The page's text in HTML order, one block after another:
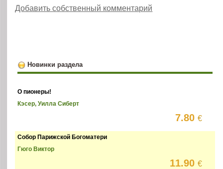
Добавить собственный комментарий
Новинки раздела
О пионеры!
Кэсер, Уилла Сиберт
7.80€
Собор Парижской Богоматери
Гюго Виктор
11.90€